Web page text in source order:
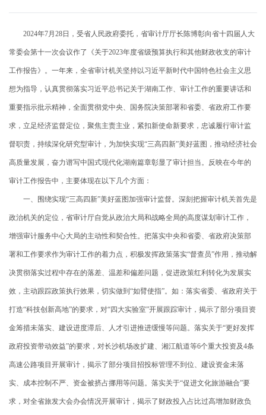
2024年7月28日，受省人民政府委托，省审计厅厅长陈博彰向省十四届人大
常委会第十一次会议作了《关于2023年度省级预算执行和其他财政收支的审计
工作报告》。一年来，全省审计机关坚持以习近平新时代中国特色社会主义思
想为指导，认真贯彻落实习近平总书记关于湖南工作、审计工作的重要讲话和
重要指示批示精神，全面贯彻党中央、国务院决策部署和省委、省政府工作要
求，立足经济监督定位，聚焦主责主业，紧扣新使命新要求，忠诚履行审计监
督职责，持续深化研究型审计，为加快实现“三高四新”美好蓝图，推动经济社会
高质量发展，奋力谱写中国式现代化湖南篇章彰显了审计担当。反映在今年的
审计工作报告中，主要体现在以下几个方面：
一、围绕实现“三高四新”美好蓝图加强审计监督。深刻把握审计机关首先是
政治机关的定位，省审计厅自觉从政治大局和战略全局的高度谋划审计工作，
增强审计服务中心大局的主动性和契合性。把落实中央和省委、省政府决策部
署和工作要求作为审计工作的着力点，积极发挥政策落实“督查员”作用，推动解
决贯彻落实过程中存在的落差、温差和偏差问题，促进政策红利转化为发展实
效，主动跟踪政策执行效果，切实做到“如臂使指”。如：落实省委、省政府关于
打造“科技创新高地”的要求，对“四大实验室”开展跟踪审计，揭示了部分项目资
金筹措未落实、建设进度滞后、人才引进推进缓慢等问题。落实关于“更好发挥
政府投资带动效益”的要求，对长沙机场改扩建、湘江航道等6个重大投资及4条
高速公路项目开展审计，揭示了部分项目招投标管理不到位、建设资金未落
实、成本控制不严、资金被挤占挪用等问题。落实关于“促进文化旅游融合”要
求，对全省旅发大会办会情况开展审计，揭示了财政投入占比过高增加财政负